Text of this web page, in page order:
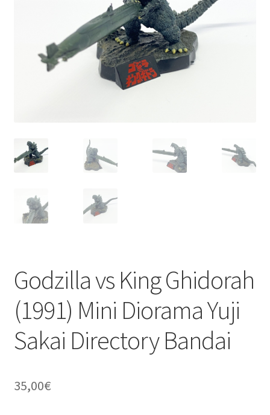
Godzilla vs King Ghidorah
(1991) Mini Diorama Yuji
Sakai Directory Bandai
35,00€